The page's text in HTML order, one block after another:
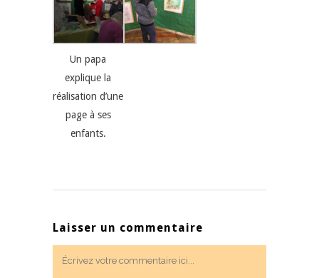
Un papa
explique la
réalisation d’une
page à ses
enfants.
Laisser un commentaire